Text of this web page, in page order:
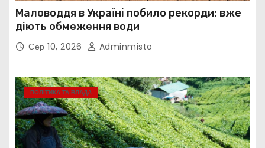
Маловоддя в Україні побило рекорди: вже
діють обмеження води
Сер 10, 2026 Adminmisto
ПОЛІТИКА ТА ВЛАДА